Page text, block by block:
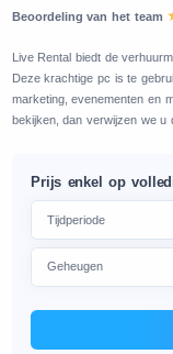
Beoordeling van het team
Live Rental biedt de
Deze krachtige pc is te
marketing, evenementen en
bekijken, dan verwijzen we u
Prijs enkel op